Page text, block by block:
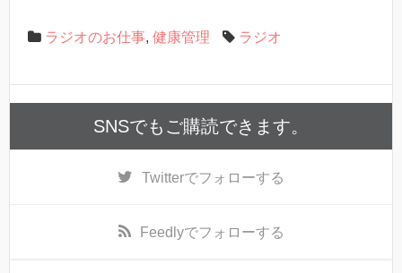
ラジオのお仕事, 健康管理 ラジオ
SNSでもご購読できます。
Twitterでフォローする
Feedlyでフォローする